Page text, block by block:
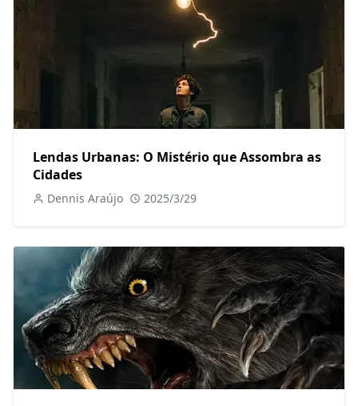
Lendas Urbanas: O Mistério que Assombra as
Cidades
Dennis Araújo 2025/3/29